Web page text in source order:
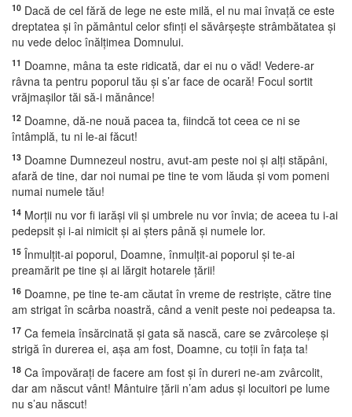
10 Dacă de cel fără de lege ne este milă, el nu mai învaţă ce este
dreptatea şi în pământul celor sfinţi el săvârşeşte strâmbătatea şi
nu vede deloc înălţimea Domnului.
11 Doamne, mâna ta este ridicată, dar ei nu o văd! Vedere-ar
râvna ta pentru poporul tău şi s’ar face de ocară! Focul sortit
vrăjmaşilor tăi să-i mănânce!
12 Doamne, dă-ne nouă pacea ta, fiindcă tot ceea ce ni se
întâmplă, tu ni le-ai făcut!
13 Doamne Dumnezeul nostru, avut-am peste noi şi alţi stăpâni,
afară de tine, dar noi numai pe tine te vom lăuda şi vom pomeni
numai numele tău!
14 Morţii nu vor fi iarăşi vii şi umbrele nu vor învia; de aceea tu i-ai
pedepsit şi i-ai nimicit şi ai şters până şi numele lor.
15 Înmulţit-ai poporul, Doamne, înmulţit-ai poporul şi te-ai
preamărit pe tine şi ai lărgit hotarele ţării!
16 Doamne, pe tine te-am căutat în vreme de restrişte, către tine
am strigat în scârba noastră, când a venit peste noi pedeapsa ta.
17 Ca femeia însărcinată şi gata să nască, care se zvârcoleşe şi
strigă în durerea ei, aşa am fost, Doamne, cu toţii în faţa ta!
18 Ca împovăraţi de facere am fost şi în dureri ne-am zvârcolit,
dar am născut vânt! Mântuire ţării n’am adus şi locuitori pe lume
nu s’au născut!